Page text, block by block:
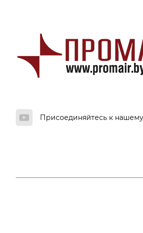
Присоединяйтесь к нашему